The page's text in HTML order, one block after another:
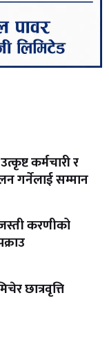
कर्मचारी र
गर्नेलाई सम्मान
करणीको
छात्रवृत्ति